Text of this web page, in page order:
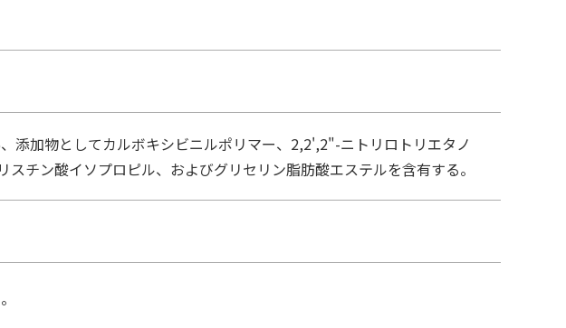
添加物としてカルボキシビニルポリマー、2,2',2"-ニトリロトリエタノ
チン酸イソプロピル、およびグリセリン脂肪酸エステルを含有する。